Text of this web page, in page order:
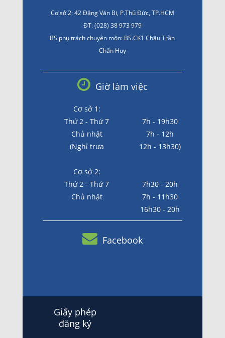
Cơ sở 2: 42 Đặng Văn Bi, P.Thủ Đức, TP.HCM
ĐT: (028) 38 973 979
BS phụ trách chuyên môn: BS.CK1 Châu Trần
Chấn Huy
Giờ làm việc
Cơ sở 1:
Thứ 2 - Thứ 7
7h - 19h30
Chủ nhật
7h - 12h
(Nghỉ trưa
12h - 13h30)
Cơ sở 2:
Thứ 2 - Thứ 7
7h30 - 20h
Chủ nhật
7h - 11h30
16h30 - 20h
Facebook
Giấy phép
đăng ký